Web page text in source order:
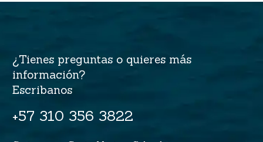
¿Tienes preguntas o quieres más
información?
Escribanos
+57 310 356 3822